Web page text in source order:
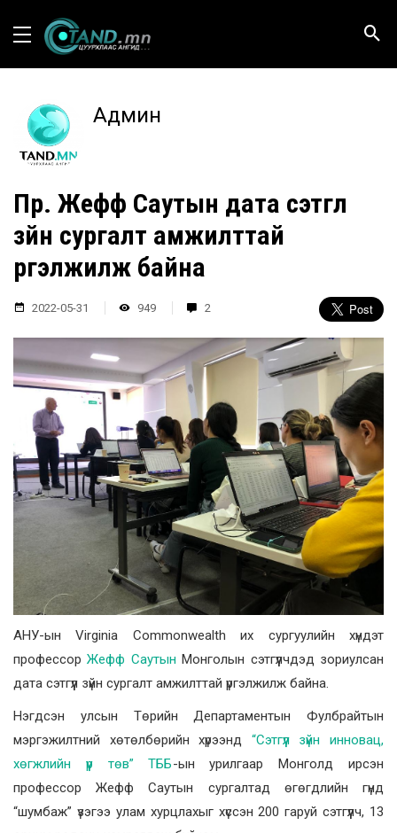
Админ
Пр. Жефф Саутын дата сэтгүүл
зүйн сургалт амжилттай
үргэлжилж байна
2022-05-31 949 2
АНУ-ын Virginia Commonwealth их сургуулийн хүндэт
профессорЖефф Саутын Монголын сэтгүүлчдэд зориулсан
дата сэтгүүл зүйн сургалт амжилттай үргэлжилж байна.
Нэгдсэн улсын Төрийн Департаментын Фулбрайтын
мэргэжилтний хөтөлбөрийн хүрээнд “Сэтгүүл зүйн инновац,
хөгжлийн үүр төв” ТББ-ын урилгаар Монголд ирсэн
профессор Жефф Саутын сургалтад өгөгдлийн гүнд
“шумбаж” үзэгээ улам хурцлахыг хүссэн 200 гаруй сэтгүүлч, 13